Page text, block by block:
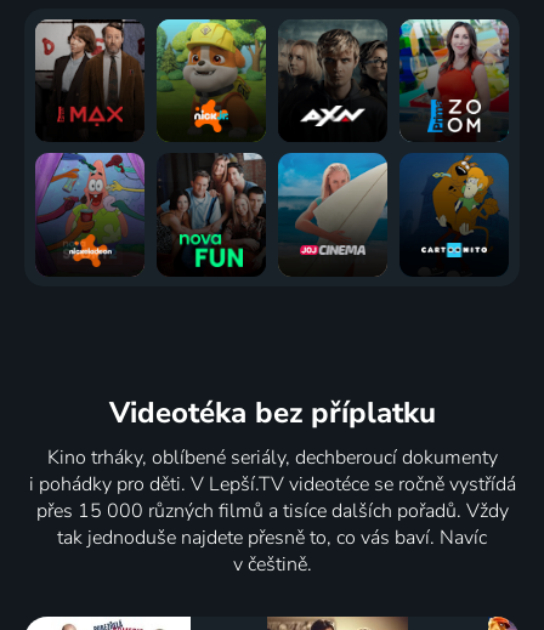
Videotéka bez příplatku
Kino trháky, oblíbené seriály, dechberoucí dokumenty
i pohádky pro děti. V Lepší.TV videotéce se ročně vystřídá
přes 15 000 různých filmů a tisíce dalších pořadů. Vždy
tak jednoduše najdete přesně to, co vás baví. Navíc
v češtině.